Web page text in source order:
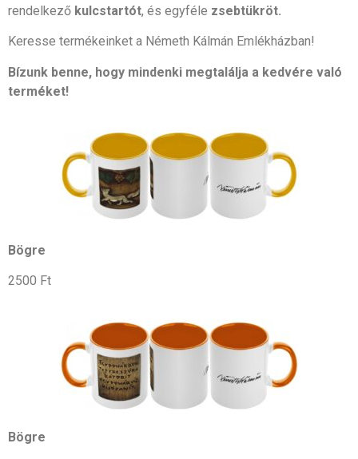
rendelkező kulcstartót, és egyféle zsebtükröt.
Keresse termékeinket a Németh Kálmán Emlékházban!
Bízunk benne, hogy mindenki megtalálja a kedvére való
terméket!
Bögre
2500 Ft
Bögre